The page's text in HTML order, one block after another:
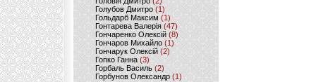
Голубов Дмитро (1)
Гольдарб Максим(1)
Гонтарева Валерія (47)
Гончаренко Олексій(8)
Гончаров Михайло (1)
Гончарук Олексій (2)
Гопко Ганна (3)
Горбаль Василь (2)
Горбунов Олександр (1)